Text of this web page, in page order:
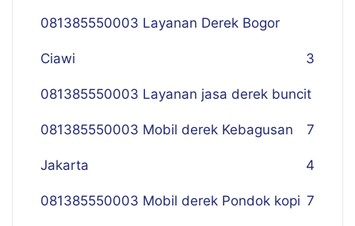
081385550003 Layanan Derek Bogor
Ciawi 3
081385550003 Layanan jasa derek buncit
7
081385550003 Mobil derek Kebagusan
Jakarta 4
081385550003 Mobil derek Pondok kopi 7